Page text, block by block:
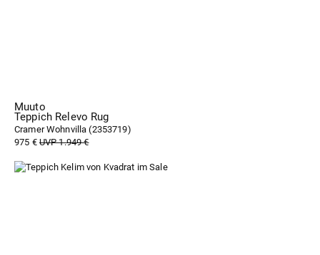
Muuto
Teppich Relevo Rug
Cramer Wohnvilla (2353719)
975 €UVP 1.949 €